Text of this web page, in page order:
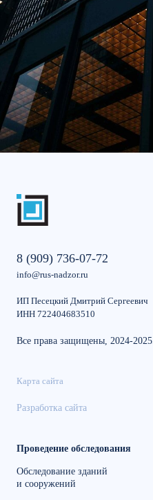
8 (909) 736-07-72
info@rus-nadzor.ru
ИП Песецкий Дмитрий Сергеевич
ИНН 722404683510
Все права защищены, 2024-2025.
Карта сайта
Разработка сайта
Проведение обследования
Обследование зданий
и сооружений